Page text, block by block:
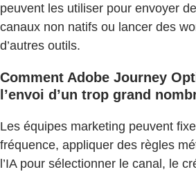
peuvent les utiliser pour envoyer
canaux non natifs ou lancer des
d’autres outils.
Comment Adobe Journey
l’envoi d’un trop grand
Les équipes marketing peuvent
fréquence, appliquer des règles
l’IA pour sélectionner le canal, le